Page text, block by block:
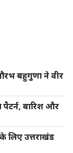
बहुगुणा ने वीर
पैटर्न, बारिश और
लिए उत्तराखंड